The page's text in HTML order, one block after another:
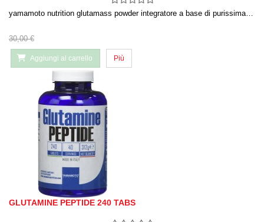
yamamoto nutrition glutamass powder integratore a base di purissima…
30,00 €
Aggiungi al carrello Più
GLUTAMINE PEPTIDE 240 TABS